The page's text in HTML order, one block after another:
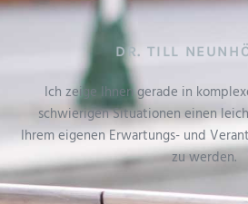
DR. TILL
Ich zeige Ihnen gerade in
schwierigen Situationen einen
Ihrem eigenen Erwartungs- und
zu werden.